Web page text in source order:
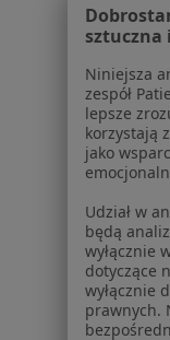
Niniejsza
zespół
lepsze
korzystają
jako
Udział w
będą
wyłącznie
dotyczące
wyłącznie
prawnych.